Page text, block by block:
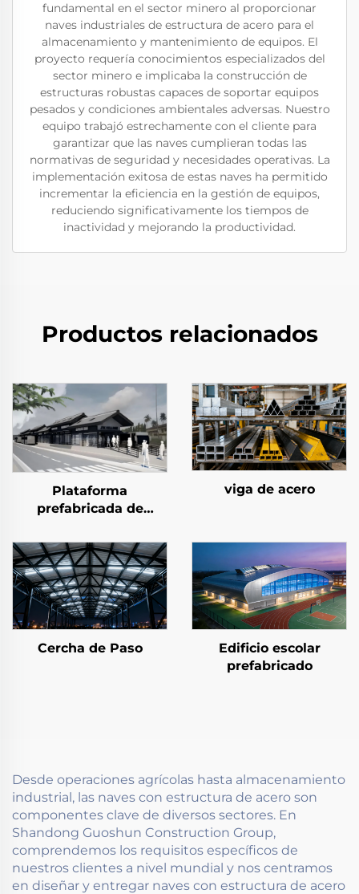
fundamental en el sector minero al proporcionar
naves industriales de estructura de acero para el
almacenamiento y mantenimiento de equipos. El
proyecto requería conocimientos especializados del
sector minero e implicaba la construcción de
estructuras robustas capaces de soportar equipos
pesados y condiciones ambientales adversas. Nuestro
equipo trabajó estrechamente con el cliente para
garantizar que las naves cumplieran todas las
normativas de seguridad y necesidades operativas. La
implementación exitosa de estas naves ha permitido
incrementar la eficiencia en la gestión de equipos,
reduciendo significativamente los tiempos de
inactividad y mejorando la productividad.
Productos relacionados
Plataforma
prefabricada de
viga de acero
Cercha de Paso
Edificio escolar
prefabricado
Desde operaciones agrícolas hasta almacenamiento
industrial, las naves con estructura de acero son
componentes clave de diversos sectores. En
Shandong Guoshun Construction Group,
comprendemos los requisitos específicos de
nuestros clientes a nivel mundial y nos centramos
en diseñar y entregar naves con estructura de acero